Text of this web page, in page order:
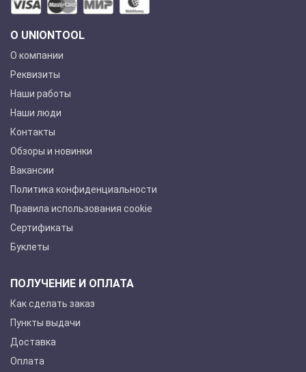
О UNIONTOOL
О компании
Реквизиты
Наши работы
Наши люди
Контакты
Обзоры и новинки
Вакансии
Политика конфиденциальности
Правила использования cookie
Сертификаты
Буклеты
ПОЛУЧЕНИЕ И ОПЛАТА
Как сделать заказ
Пункты выдачи
Доставка
Оплата